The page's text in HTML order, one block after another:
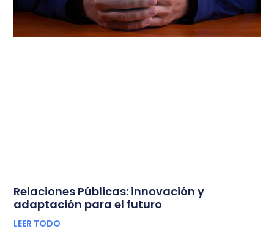
Relaciones Públicas: innovación y
adaptación para el futuro
LEER TODO